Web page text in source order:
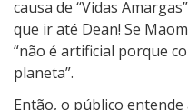
causa de “Vidas
que ir até Dean! Se
“não é artificial porque
planeta”.
Então, o público